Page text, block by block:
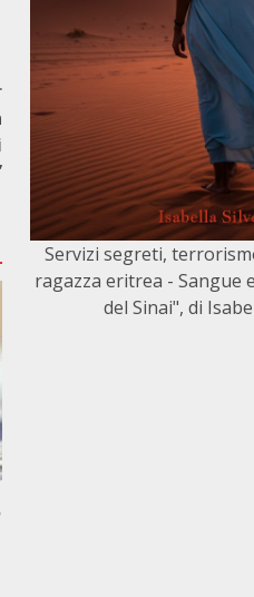
Servizi segreti,
ragazza eritrea - Sangue
del Sinai", di